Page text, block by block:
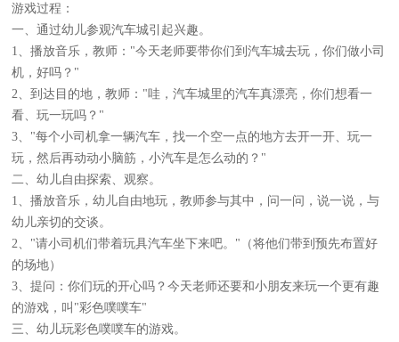
游戏过程：
一、通过幼儿参观汽车城引起兴趣。
1、播放音乐，教师："今天老师要带你们到汽车城去玩，你们做小司
机，好吗？"
2、到达目的地，教师："哇，汽车城里的汽车真漂亮，你们想看一
看、玩一玩吗？"
3、"每个小司机拿一辆汽车，找一个空一点的地方去开一开、玩一
玩，然后再动动小脑筋，小汽车是怎么动的？"
二、幼儿自由探索、观察。
1、播放音乐，幼儿自由地玩，教师参与其中，问一问，说一说，与
幼儿亲切的交谈。
2、"请小司机们带着玩具汽车坐下来吧。"（将他们带到预先布置好
的场地）
3、提问：你们玩的开心吗？今天老师还要和小朋友来玩一个更有趣
的游戏，叫"彩色噗噗车"
三、幼儿玩彩色噗噗车的游戏。